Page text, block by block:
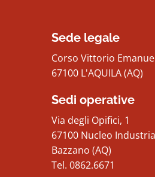
Sede legale
Corso Vittorio
67100 L'AQUILA (AQ)
Sedi operative
Via degli Opifici, 1
67100 Nucleo
Bazzano (AQ)
Tel. 0862.6671